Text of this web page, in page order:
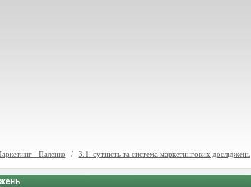
- Паленко / 3.1. сутність та система маркетингових досліджень